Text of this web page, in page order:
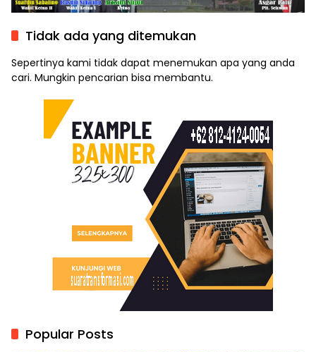
Tidak ada yang ditemukan
Sepertinya kami tidak dapat menemukan apa yang anda
cari. Mungkin pencarian bisa membantu.
Popular Posts